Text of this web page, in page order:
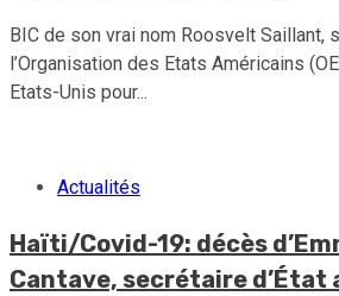
BIC de son vrai nom Roosvelt Saillant,
l’Organisation des Etats Américains
Etats-Unis pour...
Actualités
Haïti/Covid-19: décès
Cantave, secrétaire d’État